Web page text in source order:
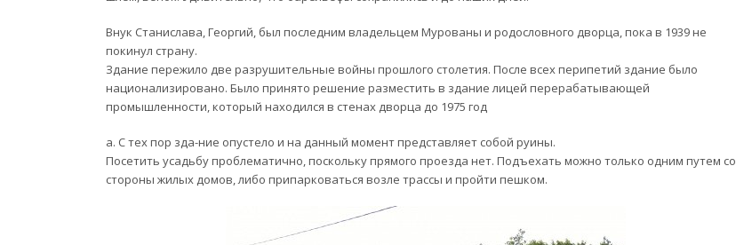
Внук Станислава, Георгий, был последним владельцем Мурованы и родословного дворца, пока в 1939 не
покинул страну.
Здание пережило две разрушительные войны прошлого столетия. После всех перипетий здание было
национализировано. Было принято решение разместить в здание лицей перерабатывающей
промышленности, который находился в стенах дворца до 1975 год
а. С тех пор зда-ние опустело и на данный момент представляет собой руины.
Посетить усадьбу проблематично, поскольку прямого проезда нет. Подъехать можно только одним путем со
стороны жилых домов, либо припарковаться возле трассы и пройти пешком.